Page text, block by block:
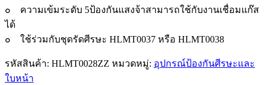
๐ ความเข้มระดับ 5ป้องกันแสงจ้าสามารถใช้กับงานเชื่อมแก๊ส
ได้
๐ ใช้ร่วมกับชุดรัดศีรษะ HLMT0037 หรือ HLMT0038
รหัสสินค้า: HLMT0028ZZ หมวดหมู่: อุปกรณ์ป้องกันศีรษะและ
ใบหน้า